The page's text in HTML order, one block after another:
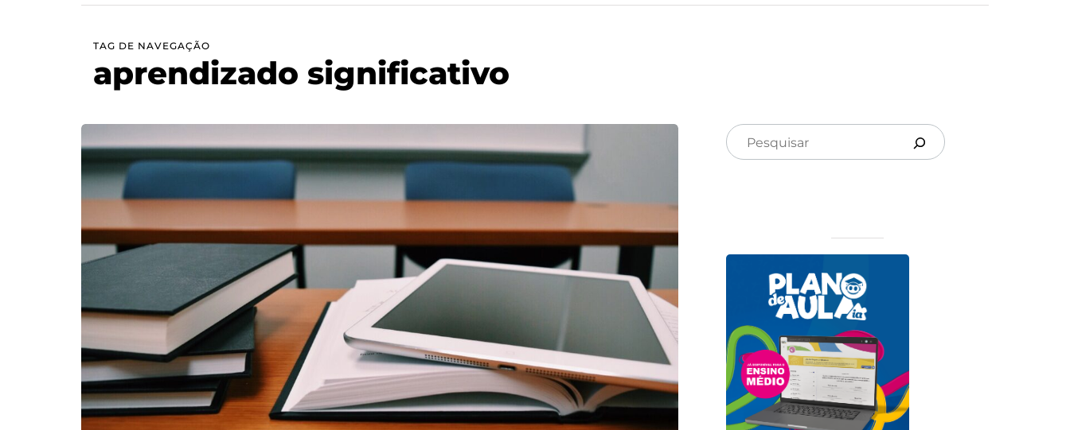
TAG DE NAVEGAÇÃO
aprendizado significativo